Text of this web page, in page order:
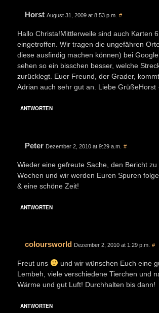
Horst August 31, 2009 at 8:53 p.m. #
Hallo Christa!Mittlerweile sind auch Karten
eingetroffen. Wir tragen die ungefähren
diese ausfindig machen können) bei
sehen so ein bisschen besser, welche
zurücklegt. Euer Freund, der Grader,
Adrian auch sehr gut an. Liebe GrüßeHorst
ANTWORTEN
Peter Dezember 2, 2010 at 9:29 a.m. #
Wieder eine gefreute Sache, den Bericht
Wochen und wir werden Euren Spuren
& eine schöne Zeit!
ANTWORTEN
coloursworld Dezember 2, 2010 at 1:29 p.m. #
Freut uns
und wir wünschen Euch eine
Lembeh, viele verschiedene Tierchen und
Wärme und gut Luft! Durchhalten bis dann!
ANTWORTEN